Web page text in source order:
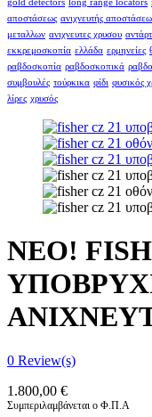
gold detectors long range locators
αποστάσεως ανιχνευτής
μεταλλων ανιχνευτες χρυσου
εκκρεμοσκοπία ελλάδα ερμηνείες
ραβδοσκοπία ραβδοσκοπικά
συμβουλές τούρκικα φίδι φυσικός
λίρες χρυσός
ΝΕΟ!
0 Review(s)
1.800,00 €
Συμπεριλαμβάνεται ο Φ.Π.Α